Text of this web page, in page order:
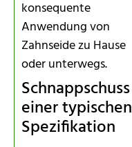
konsequente
Anwendung von
Zahnseide zu Hause
oder unterwegs.
Schnappschuss
einer typischen
Spezifikation